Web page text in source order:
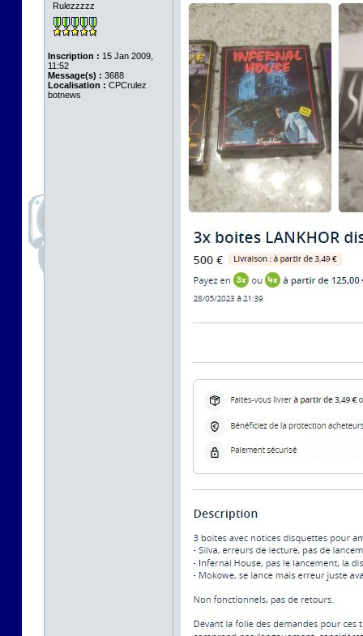
Rulezzzzz
Inscription : 15 Jan 2009,
11:52
Message(s) : 3688
Localisation : CPCrulez
botnews